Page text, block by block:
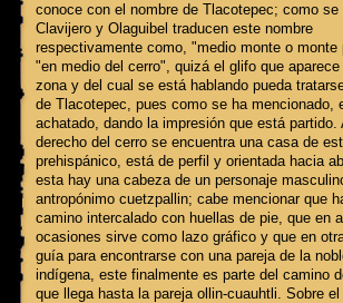
conoce con el nombre de Tlacotepec; como se
Clavijero y Olaguibel traducen este nombre
respectivamente como, "medio monte o monte
"en medio del cerro", quizá el glifo que
zona y del cual se está hablando pueda
de Tlacotepec, pues como se ha mencionado,
achatado, dando la impresión que está partido.
derecho del cerro se encuentra una casa de
prehispánico, está de perfil y orientada hacia
esta hay una cabeza de un personaje
antropónimo cuetzpallin; cabe mencionar que
camino intercalado con huellas de pie, que en
ocasiones sirve como lazo gráfico y que en
guía para encontrarse con una pareja de la
indígena, este finalmente es parte del camino
que llega hasta la pareja ollin-cuauhtli. Sobre